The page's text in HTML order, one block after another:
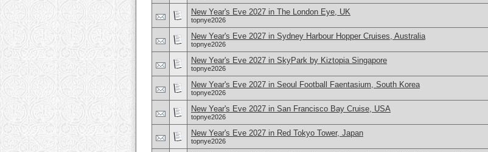
New Year's Eve 2027 in The London Eye, UK
topnye2026
New Year's Eve 2027 in Sydney Harbour Hopper Cruises, Australia
topnye2026
New Year's Eve 2027 in SkyPark by Kiztopia Singapore
topnye2026
New Year's Eve 2027 in Seoul Football Faentasium, South Korea
topnye2026
New Year's Eve 2027 in San Francisco Bay Cruise, USA
topnye2026
New Year's Eve 2027 in Red Tokyo Tower, Japan
topnye2026